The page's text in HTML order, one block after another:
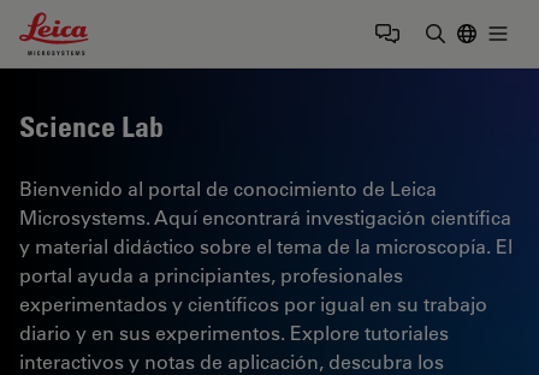
Leica Microsystems Logo
Science Lab
Bienvenido al portal de conocimiento de Leica
Microsystems. Aquí encontrará investigación científica
y material didáctico sobre el tema de la microscopía. El
portal ayuda a principiantes, profesionales
experimentados y científicos por igual en su trabajo
diario y en sus experimentos. Explore tutoriales
interactivos y notas de aplicación, descubra los